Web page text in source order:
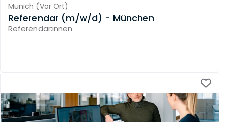
Munich (Vor Ort)
Referendar (m/w/d) - München
Referendar:innen